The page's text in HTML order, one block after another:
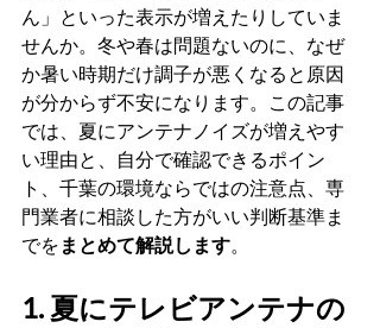
ん」といった表示が増えたりしていま
せんか。冬や春は問題ないのに、なぜ
か暑い時期だけ調子が悪くなると原因
が分からず不安になります。この記事
では、夏にアンテナノイズが増えやす
い理由と、自分で確認できるポイン
ト、千葉の環境ならではの注意点、専
門業者に相談した方がいい判断基準ま
でを まとめて解説します。
1. 夏にテレビアンテナの